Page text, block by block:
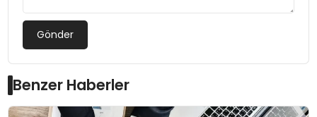
Gönder
Benzer Haberler